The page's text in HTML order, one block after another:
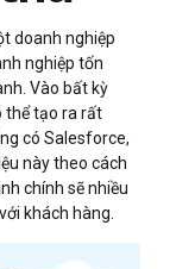
doanh nghiệp
nghiệp tốn
Vào bất kỳ
thể tạo ra rất
có Salesforce,
này theo cách
chính sẽ nhiều
khách hàng.